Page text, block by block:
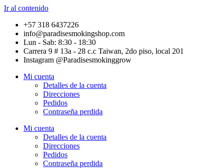
Ir al contenido
+57 318 6437226
info@paradisesmokingshop.com
Lun - Sab: 8:30 - 18:30
Carrera 9 # 13a - 28 c.c Taiwan, 2do piso, local 201
Instagram @Paradisesmokinggrow
Mi cuenta
Detalles de la cuenta
Direcciones
Pedidos
Contraseña perdida
Mi cuenta
Detalles de la cuenta
Direcciones
Pedidos
Contraseña perdida